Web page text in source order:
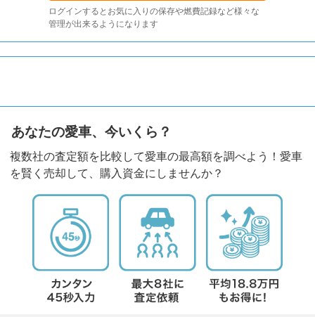
ログインするとお気に入りの保存や燃費記録など様々な
管理が出来るようになります
あなたの愛車、今いくら？
複数社の査定額を比較して愛車の最高額を調べよう！愛車
を賢く売却して、購入資金にしませんか？